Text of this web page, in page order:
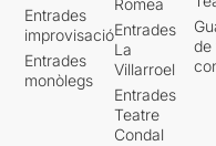
Entrades
improvisació
Entrades
monòlegs
Romea
Entrades
La
Villarroel
Entrades
Teatre
Condal
de